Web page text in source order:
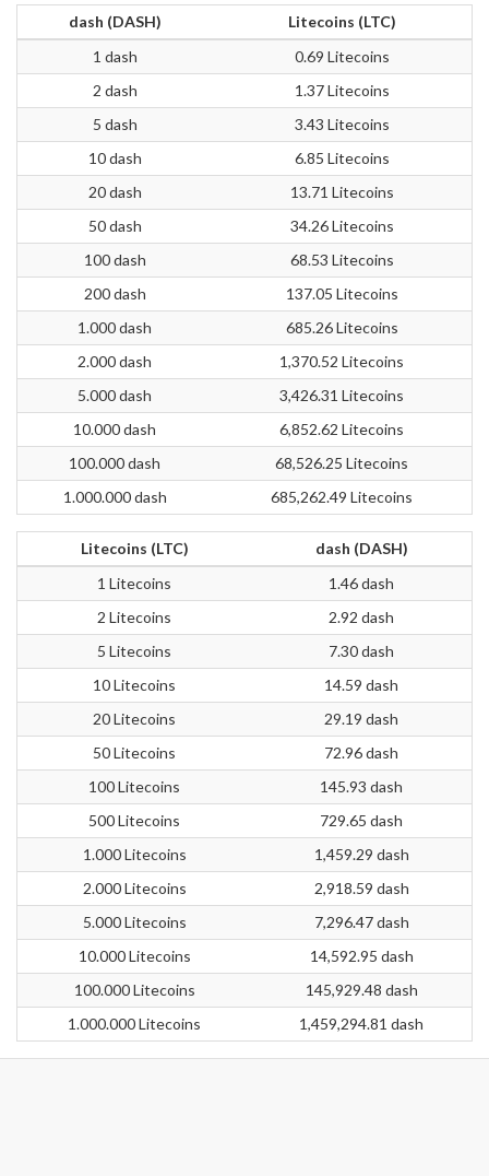
dash (DASH)
Litecoins (LTC)
1 dash
0.69 Litecoins
2 dash
1.37 Litecoins
5 dash
3.43 Litecoins
10 dash
6.85 Litecoins
20 dash
13.71 Litecoins
50 dash
34.26 Litecoins
100 dash
68.53 Litecoins
200 dash
137.05 Litecoins
1.000 dash
685.26 Litecoins
2.000 dash
1,370.52 Litecoins
5.000 dash
3,426.31 Litecoins
10.000 dash
6,852.62 Litecoins
100.000 dash
68,526.25 Litecoins
1.000.000 dash
685,262.49 Litecoins
Litecoins (LTC)
dash (DASH)
1 Litecoins
1.46 dash
2 Litecoins
2.92 dash
5 Litecoins
7.30 dash
10 Litecoins
14.59 dash
20 Litecoins
29.19 dash
50 Litecoins
72.96 dash
100 Litecoins
145.93 dash
500 Litecoins
729.65 dash
1.000 Litecoins
1,459.29 dash
2.000 Litecoins
2,918.59 dash
5.000 Litecoins
7,296.47 dash
10.000 Litecoins
14,592.95 dash
100.000 Litecoins
145,929.48 dash
1.000.000 Litecoins
1,459,294.81 dash